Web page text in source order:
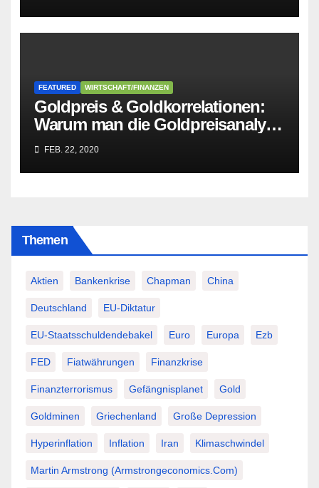
FEATURED WIRTSCHAFT/FINANZEN
Goldpreis & Goldkorrelationen:
Warum man die Goldpreisanalyse
besser Profis überlässt!
FEB. 22, 2020
Themen
Aktien Bankenkrise Chapman China
Deutschland EU-Diktatur
EU-Staatsschuldendebakel Euro Europa Ezb
FED Fiatwährungen Finanzkrise
Finanzterrorismus Gefängnisplanet Gold
Goldminen Griechenland Große Depression
Hyperinflation Inflation Iran Klimaschwindel
Martin Armstrong (Armstrongeconomics.com)